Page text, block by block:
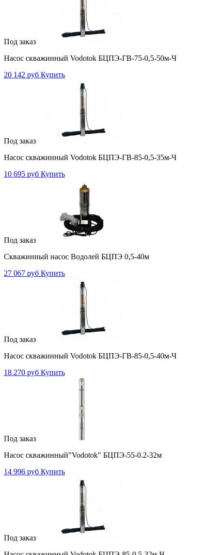
Под заказ
Насос скважинный Vodotok БЦПЭ-ГВ-75-0,5-50м-Ч
20 142 руб Купить
Под заказ
Насос скважинный Vodotok БЦПЭ-ГВ-85-0,5-35м-Ч
10 695 руб Купить
Под заказ
Скважинный насос Водолей БЦПЭ 0,5-40м
27 067 руб Купить
Под заказ
Насос скважинный Vodotok БЦПЭ-ГВ-85-0,5-40м-Ч
18 270 руб Купить
Под заказ
Насос скважинный"Vodotok" БЦПЭ-55-0.2-32м
14 996 руб Купить
Под заказ